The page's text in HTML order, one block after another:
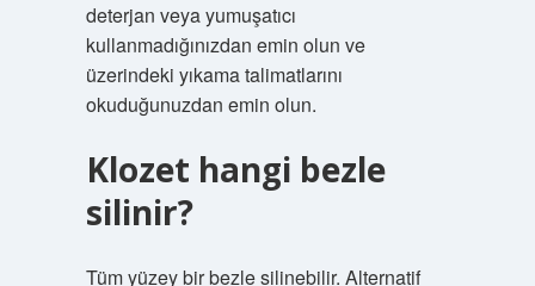
deterjan veya yumuşatıcı
kullanmadığınızdan emin olun ve
üzerindeki yıkama talimatlarını
okuduğunuzdan emin olun.
Klozet hangi bezle
silinir?
Tüm yüzey bir bezle silinebilir. Alternatif